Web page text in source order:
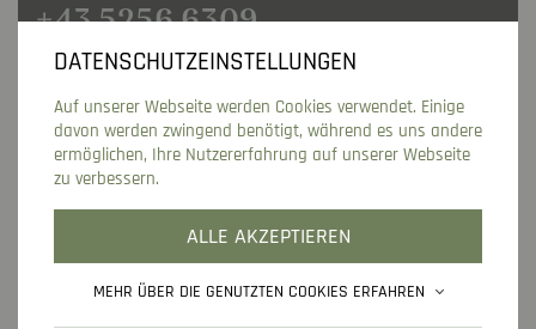
+43 5256 6309
FAMILIE KUHN
6456 GURGL
ONLINE BUCHEN
ANFRAGEN
ONLINE CHECK-IN
DATENSCHUTZEINSTELLUNGEN
Auf unserer Webseite werden Cookies verwendet. Einige
davon werden zwingend benötigt, während es uns andere
ermöglichen, Ihre Nutzererfahrung auf unserer Webseite
zu verbessern.
ALLE AKZEPTIEREN
MEHR ÜBER DIE GENUTZTEN COOKIES ERFAHREN